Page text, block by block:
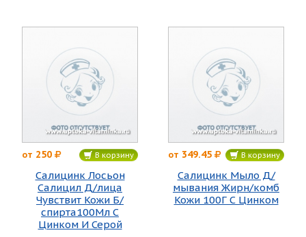
от 250 В корзину
Салицинк Лосьон
Салицил Д/лица
Чувствит Кожи Б/
спирта100Мл С
Цинком И Серой
от 349.45 В корзину
Салицинк Мыло Д/
мывания Жирн/комб
Кожи 100Г С Цинком